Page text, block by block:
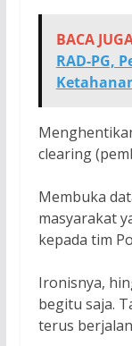
BACA
RAD-PG,
clearing
Membuka
masyarakat
kepada tim
Ironisnya,
begitu saja.
terus